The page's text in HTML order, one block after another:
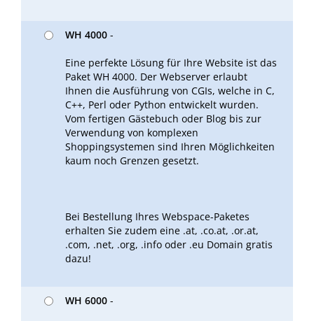
WH 4000 -
Eine perfekte Lösung für Ihre Website ist das
Paket WH 4000. Der Webserver erlaubt
Ihnen die Ausführung von CGIs, welche in C,
C++, Perl oder Python entwickelt wurden.
Vom fertigen Gästebuch oder Blog bis zur
Verwendung von komplexen
Shoppingsystemen sind Ihren Möglichkeiten
kaum noch Grenzen gesetzt.
Bei Bestellung Ihres Webspace-Paketes
erhalten Sie zudem eine .at, .co.at, .or.at,
.com, .net, .org, .info oder .eu Domain gratis
dazu!
WH 6000 -